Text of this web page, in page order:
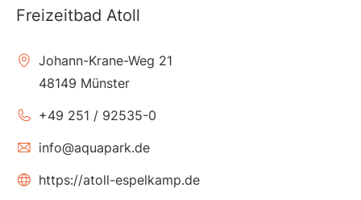
Freizeitbad Atoll
Johann-Krane-Weg 21
48149 Münster
+49 251 / 92535-0
info@aquapark.de
https://atoll-espelkamp.de